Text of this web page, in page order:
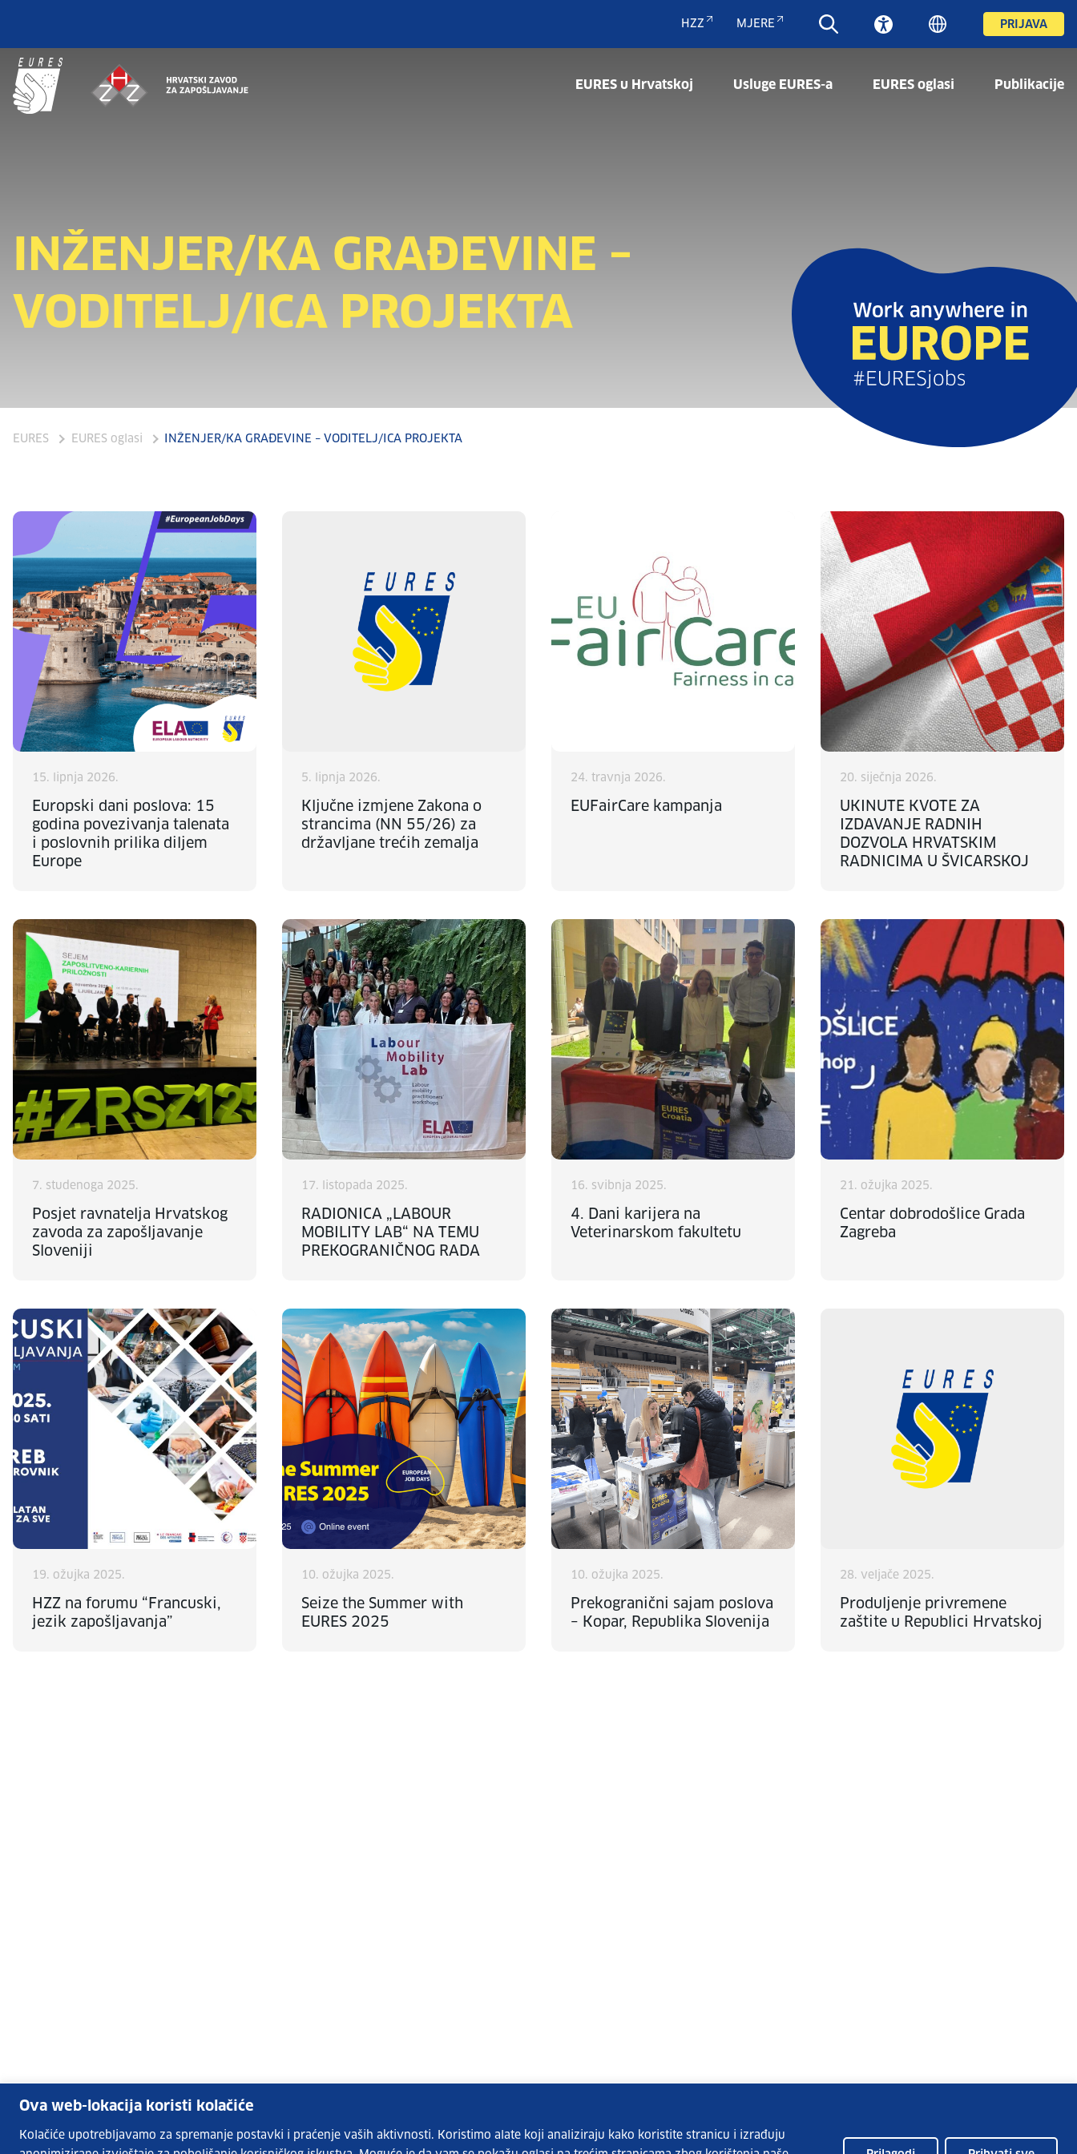
Ova web-lokacija koristi kolačiće
Kolačiće upotrebljavamo za spremanje postavki i praćenje vaših aktivnosti. Koristimo alate koji analiziraju kako koristite stranicu i izrađuju
HZZ MJERE PRIJAVA
EURES u Hrvatskoj Usluge EURES-a EURES oglasi Publikacije
INŽENJER/KA GRAĐEVINE –
VODITELJ/ICA PROJEKTA
EURES EURES oglasi INŽENJER/KA GRAĐEVINE – VODITELJ/ICA PROJEKTA
15. lipnja 2026.
Europski dani poslova: 15
godina povezivanja talenata
i poslovnih prilika diljem
Europe
5. lipnja 2026.
Ključne izmjene Zakona o
strancima (NN 55/26) za
državljane trećih zemalja
24. travnja 2026.
EUFairCare kampanja
20. siječnja 2026.
UKINUTE KVOTE ZA
IZDAVANJE RADNIH
DOZVOLA HRVATSKIM
RADNICIMA U ŠVICARSKOJ
7. studenoga 2025.
Posjet ravnatelja Hrvatskog
zavoda za zapošljavanje
Sloveniji
17. listopada 2025.
RADIONICA „LABOUR
MOBILITY LAB“ NA TEMU
PREKOGRANIČNOG RADA
16. svibnja 2025.
4. Dani karijera na
Veterinarskom fakultetu
21. ožujka 2025.
Centar dobrodošlice Grada
Zagreba
19. ožujka 2025.
HZZ na forumu “Francuski,
jezik zapošljavanja”
10. ožujka 2025.
Seize the Summer with
EURES 2025
10. ožujka 2025.
Prekogranični sajam poslova
– Kopar, Republika Slovenija
28. veljače 2025.
Produljenje privremene
zaštite u Republici Hrvatskoj